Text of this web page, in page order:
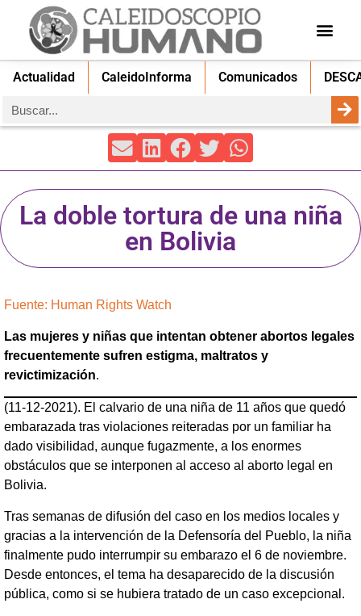
Actualidad CaleidoInforma Comunicados
La doble tortura de una niña
en Bolivia
Fuente: Human Rights Watch
Las mujeres y niñas que intentan obtener abortos legales
frecuentemente sufren estigma, maltratos y
revictimización.
(11-12-2021). El calvario de una niña de 11 años que quedó
embarazada tras violaciones reiteradas por un familiar ha
dado visibilidad, aunque fugazmente, a los enormes
obstáculos que se interponen al acceso al aborto legal en
Bolivia.
Tras semanas de difusión del caso en los medios locales y
gracias a la intervención de la Defensoría del Pueblo, la niña
finalmente pudo interrumpir su embarazo el 6 de noviembre.
Desde entonces, el tema ha desaparecido de la discusión
pública, como si se hubiera tratado de un caso excepcional.